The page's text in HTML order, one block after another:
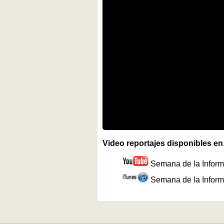
Video reportajes disponibles
Semana de la
Semana de la